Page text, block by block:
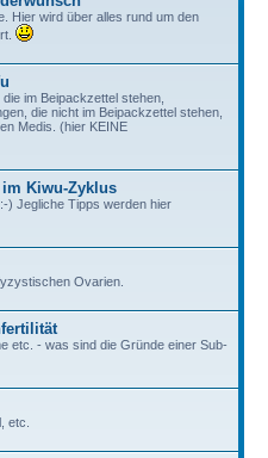
Hier wird über alles rund um den
im Beipackzettel stehen,
die nicht im Beipackzettel stehen,
Medis. (hier KEINE
Kiwu-Zyklus
) Jegliche Tipps werden hier
Ovarien.
etc. - was sind die Gründe einer Sub-
etc.